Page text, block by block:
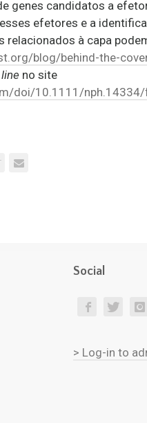
genes candidatos a
efetores e a
relacionados à capa
blog/behind-the-
no site
doi/10.1111/
Social
> Log-in to